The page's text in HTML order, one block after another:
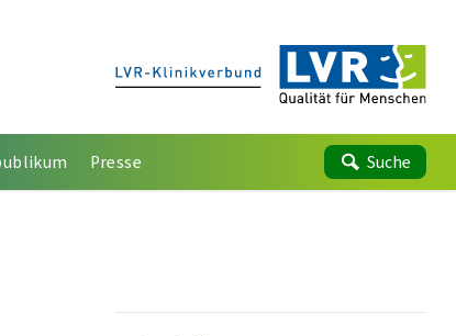
Presse Suche